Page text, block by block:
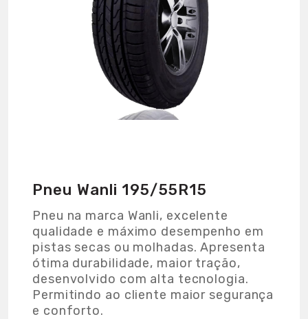
Pneu Wanli 195/55R15
Pneu na marca Wanli, excelente
qualidade e máximo desempenho em
pistas secas ou molhadas. Apresenta
ótima durabilidade, maior tração,
desenvolvido com alta tecnologia.
Permitindo ao cliente maior segurança
e conforto.